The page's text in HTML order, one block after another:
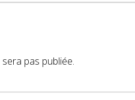
pas publiée.